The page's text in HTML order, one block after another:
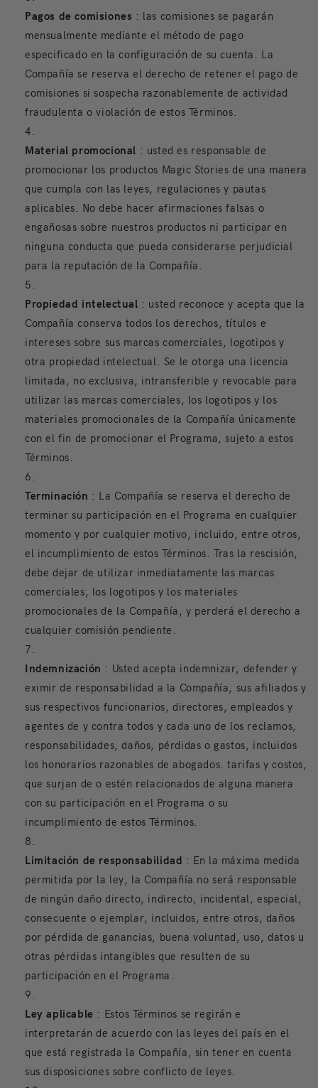
Pagos de comisiones : las comisiones se pagarán
mensualmente mediante el método de pago
especificado en la configuración de su cuenta. La
Compañía se reserva el derecho de retener el pago de
comisiones si sospecha razonablemente de actividad
fraudulenta o violación de estos Términos.
Material promocional : usted es responsable de
promocionar los productos MagicStories de una manera
que cumpla con las leyes, regulaciones y pautas
aplicables. No debe hacer afirmaciones falsas o
engañosas sobre nuestros productos ni participar en
ninguna conducta que pueda considerarse perjudicial
para la reputación de la Compañía.
Propiedad intelectual : usted reconoce y acepta que la
Compañía conserva todos los derechos, títulos e
intereses sobre sus marcas comerciales, logotipos y
otra propiedad intelectual. Se le otorga una licencia
limitada, no exclusiva, intransferible y revocable para
utilizar las marcas comerciales, los logotipos y los
materiales promocionales de la Compañía únicamente
con el fin de promocionar el Programa, sujeto a estos
Términos.
Terminación : La Compañía se reserva el derecho de
terminar su participación en el Programa en cualquier
momento y por cualquier motivo, incluido, entre otros,
el incumplimiento de estos Términos. Tras la rescisión,
debe dejar de utilizar inmediatamente las marcas
comerciales, los logotipos y los materiales
promocionales de la Compañía, y perderá el derecho a
cualquier comisión pendiente.
Indemnización : Usted acepta indemnizar, defender y
eximir de responsabilidad a la Compañía, sus afiliados y
sus respectivos funcionarios, directores, empleados y
agentes de y contra todos y cada uno de los reclamos,
responsabilidades, daños, pérdidas o gastos, incluidos
los honorarios razonables de abogados. tarifas y costos,
que surjan de o estén relacionados de alguna manera
con su participación en el Programa o su
incumplimiento de estos Términos.
Limitación de responsabilidad : En la máxima medida
permitida por la ley, la Compañía no será responsable
de ningún daño directo, indirecto, incidental, especial,
consecuente o ejemplar, incluidos, entre otros, daños
por pérdida de ganancias, buena voluntad, uso, datos u
otras pérdidas intangibles que resulten de su
participación en el Programa.
Ley aplicable : Estos Términos se regirán e
interpretarán de acuerdo con las leyes del país en el
que está registrada la Compañía, sin tener en cuenta
sus disposiciones sobre conflicto de leyes.